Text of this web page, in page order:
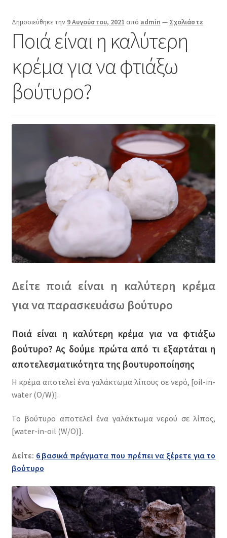
Δημοσιεύθηκε την 9 Αυγούστου, 2021 από admin — Σχολιάστε
Ποιά είναι η καλύτερη
κρέμα για να φτιάξω
βούτυρο?
Δείτε ποιά είναι η καλύτερη κρέμα
για να παρασκευάσω βούτυρο
Ποιά είναι η καλύτερη κρέμα για να φτιάξω
βούτυρο? Ας δούμε πρώτα από τι εξαρτάται η
αποτελεσματικότητα της βουτυροποίησης
Η κρέμα αποτελεί ένα γαλάκτωμα λίπους σε νερό, [oil-in-
water (O/W)].
Το βούτυρο αποτελεί ένα γαλάκτωμα νερού σε λίπος,
[water-in-oil (W/O)].
Δείτε: 6 βασικά πράγματα που πρέπει να ξέρετε για το
βούτυρο